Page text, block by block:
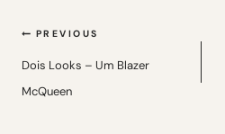
Navegação
de
Post
PREVIOUS
Dois Looks – Um Blazer
McQueen